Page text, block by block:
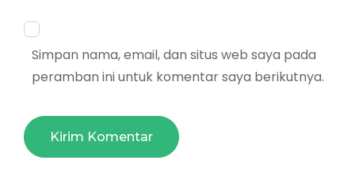
Simpan nama, email, dan situs web saya pada
peramban ini untuk komentar saya berikutnya.